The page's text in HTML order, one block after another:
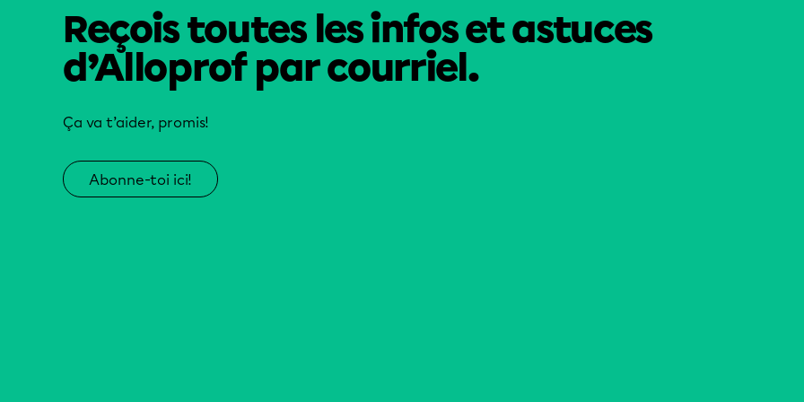
Reçois toutes les infos et astuces
d’Alloprof par courriel.
Ça va t’aider, promis!
Abonne-toi ici!